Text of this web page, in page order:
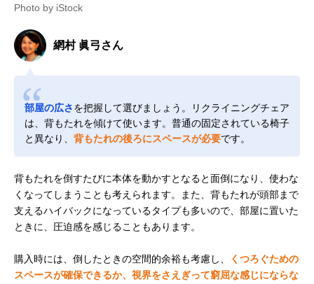
Photo by iStock
網村 眞弓さん
部屋の広さを把握して選びましょう。リクライニングチェア
は、背もたれを傾けて使います。普通の固定されている椅子
と異なり、 背もたれの後ろにスペースが必要です。
背もたれを倒すたびに本体を動かすとなると面倒になり、使わな
くなってしまうことも考えられます。また、背もたれが頭部まで
支えるハイバックになっているタイプも多いので、部屋に置いた
ときに、圧迫感を感じることもあります。
購入時には、倒したときの空間的余裕も考慮し、
くつろぐための
スペースが確保できるか、視界をさえぎって窮屈な感じにならな